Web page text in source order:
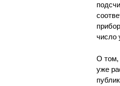
число
О том,
уже